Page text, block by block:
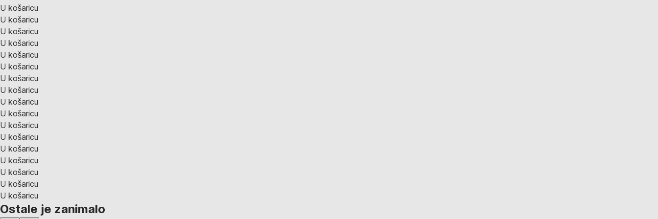
U košaricu
U košaricu
U košaricu
U košaricu
U košaricu
U košaricu
U košaricu
U košaricu
U košaricu
U košaricu
U košaricu
U košaricu
U košaricu
U košaricu
U košaricu
U košaricu
U košaricu
Ostale je zanimalo